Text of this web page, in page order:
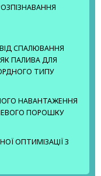
СПАЛЮВАННЯ
ПАЛИВА ДЛЯ
ТИПУ
НАВАНТАЖЕННЯ
ПОРОШКУ
ОПТИМІЗАЦІЇ З